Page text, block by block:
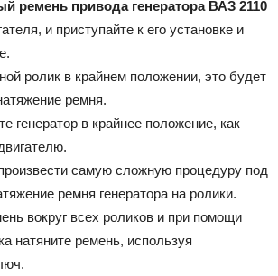
ремень привода генератора ВАЗ 2110
и приступайте к его установке и
ролик в крайнем положении, это будет
ремня.
генератор в крайнее положение, как
самую сложную процедуру под
ремня генератора на ролики.
вокруг всех роликов и при помощи
натяните ремень, используя